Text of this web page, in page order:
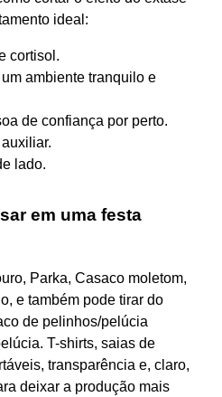
ideal:
cortisol.
ambiente tranquilo e
de confiança por perto.
lado.
em uma festa
Parka, Casaco moletom,
e também pode tirar do
de pelinhos/pelúcia
T-shirts, saias de
transparência e, claro,
deixar a produção mais